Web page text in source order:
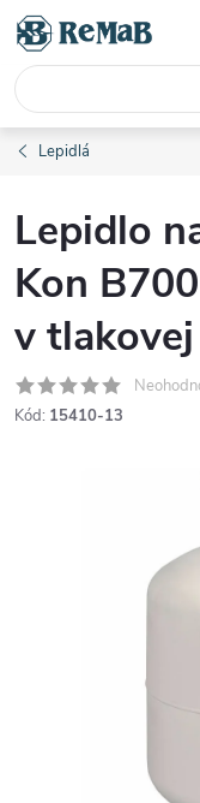
Prejsť
obsah
Lepidlá
Lepidlo
Kon
v
Kód: 15410-13